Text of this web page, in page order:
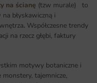
na ścianę (tzw murale) to
błyskawiczną i
. Współczesne trendy
na rzecz głębi, faktury
motywy botaniczne i
tajemnicze,